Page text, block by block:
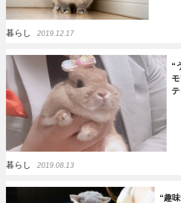
暮らし 2019.12.17
“
暮らし 2019.08.13
“趣